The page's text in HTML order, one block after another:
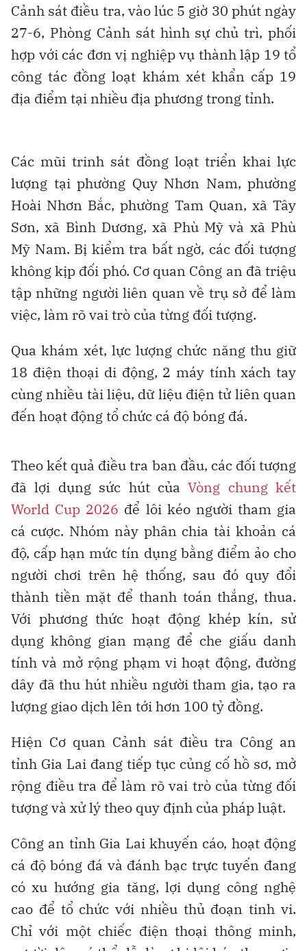
Cảnh sát điều tra, vào lúc 5 giờ 30 phút ngày
27-6, Phòng Cảnh sát hình sự chủ trì, phối
hợp với các đơn vị nghiệp vụ thành lập 19 tổ
công tác đồng loạt khám xét khẩn cấp 19
địa điểm tại nhiều địa phương trong tỉnh.
Các mũi trinh sát đồng loạt triển khai lực
lượng tại phường Quy Nhơn Nam, phường
Hoài Nhơn Bắc, phường Tam Quan, xã Tây
Sơn, xã Bình Dương, xã Phù Mỹ và xã Phù
Mỹ Nam. Bị kiểm tra bất ngờ, các đối tượng
không kịp đối phó. Cơ quan Công an đã triệu
tập những người liên quan về trụ sở để làm
việc, làm rõ vai trò của từng đối tượng.
Qua khám xét, lực lượng chức năng thu giữ
18 điện thoại di động, 2 máy tính xách tay
cùng nhiều tài liệu, dữ liệu điện tử liên quan
đến hoạt động tổ chức cá độ bóng đá.
Theo kết quả điều tra ban đầu, các đối tượng
đã lợi dụng sức hút củaVòng chung kết
World Cup 2026 để lôi kéo người tham gia
cá cược. Nhóm này phân chia tài khoản cá
độ, cấp hạn mức tín dụng bằng điểm ảo cho
người chơi trên hệ thống, sau đó quy đổi
thành tiền mặt để thanh toán thắng, thua.
Với phương thức hoạt động khép kín, sử
dụng không gian mạng để che giấu danh
tính và mở rộng phạm vi hoạt động, đường
dây đã thu hút nhiều người tham gia, tạo ra
lượng giao dịch lên tới hơn 100 tỷ đồng.
Hiện Cơ quan Cảnh sát điều tra Công an
tỉnh Gia Lai đang tiếp tục củng cố hồ sơ, mở
rộng điều tra để làm rõ vai trò của từng đối
tượng và xử lý theo quy định của pháp luật.
Công an tỉnh Gia Lai khuyến cáo, hoạt động
cá độ bóng đá và đánh bạc trực tuyến đang
có xu hướng gia tăng, lợi dụng công nghệ
cao để tổ chức với nhiều thủ đoạn tinh vi.
Chỉ với một chiếc điện thoại thông minh,